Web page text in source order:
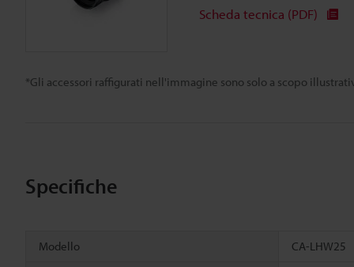
*Gli accessori raffigurati nell'immagine sono solo a scopo
Scheda tecnica (PDF)
Specifiche
Modello CA-LHW25